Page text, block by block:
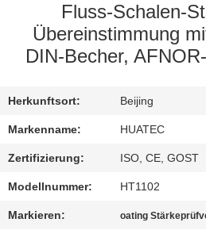
SIE
MIT
UNS
IN
VERBINDUNG
Fluss-Schalen-
Übereinstimmung
DIN-Becher,
Herkunftsort: Beijing
Markenname: HUATEC
Zertifizierung: ISO, CE, GOST
Modellnummer: HT1102
Markieren: oating